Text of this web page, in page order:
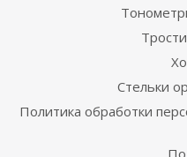
Стельки
Политика обработки